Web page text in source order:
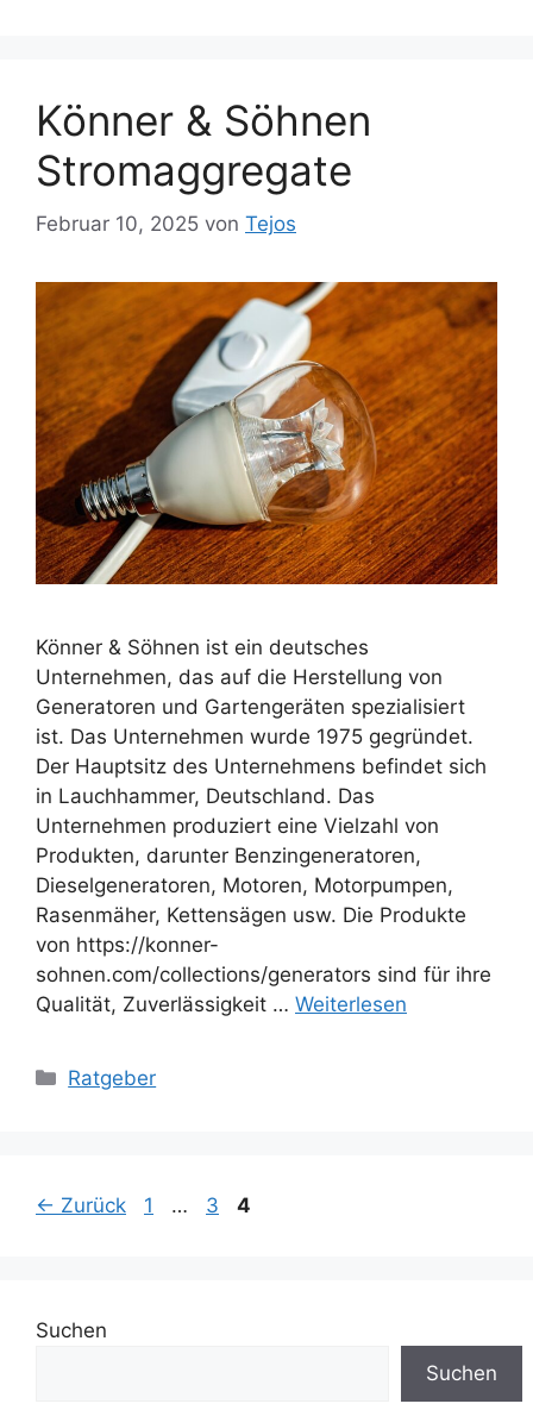
Könner & Söhnen
Stromaggregate
Februar 10, 2025 von Tejos
Könner & Söhnen ist ein deutsches
Unternehmen, das auf die Herstellung von
Generatoren und Gartengeräten spezialisiert
ist. Das Unternehmen wurde 1975 gegründet.
Der Hauptsitz des Unternehmens befindet sich
in Lauchhammer, Deutschland. Das
Unternehmen produziert eine Vielzahl von
Produkten, darunter Benzingeneratoren,
Dieselgeneratoren, Motoren, Motorpumpen,
Rasenmäher, Kettensägen usw. Die Produkte
von https://konner-
sohnen.com/collections/generators sind für ihre
Qualität, Zuverlässigkeit … Weiterlesen
Kategorien
Ratgeber
← Zurück Seite
1 … Seite
3 Seite
4
Suchen
Suchen